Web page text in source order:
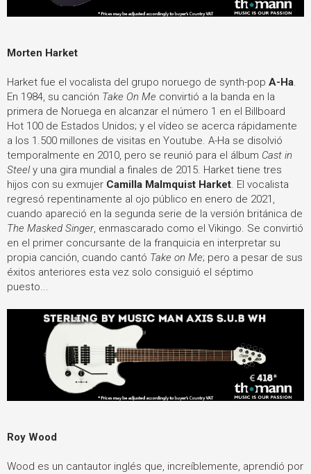
Morten Harket
Harket fue el vocalista del grupo noruego de synth-pop A-Ha.
En 1984, su canción Take On Me convirtió a la banda en la
primera de Noruega en alcanzar el número 1 en el Billboard
Hot 100 de Estados Unidos; y el vídeo se acerca rápidamente
a los 1.500 millones de visitas en Youtube. A-Ha se disolvió
temporalmente en 2010, pero se reunió para el álbum Cast in
Steely una gira mundial a finales de 2015. Harket tiene tres
hijos con su exmujer Camilla Malmquist Harket. El vocalista
regresó repentinamente al ojo público en enero de 2021,
cuando apareció en la segunda serie de la versión británica de
The Masked Singer, enmascarado como el Vikingo. Se convirtió
en el primer concursante de la franquicia en interpretar su
propia canción, cuando cantó Take on Me; pero a pesar de sus
éxitos anteriores esta vez solo consiguió el séptimo
puesto...
Roy Wood
Wood es un cantautor inglés que, increíblemente, aprendió por